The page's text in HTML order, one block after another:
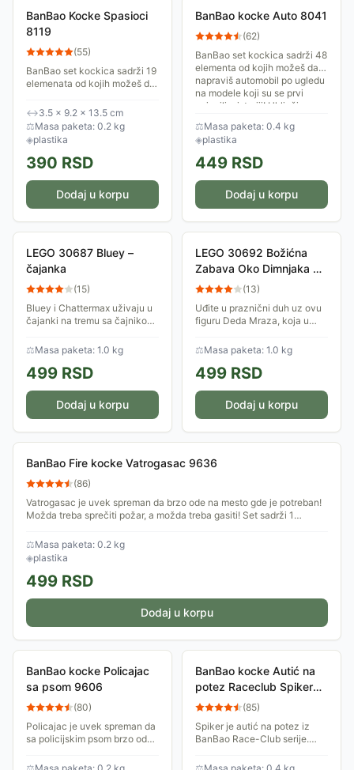
BanBao Kocke Spasioci
8119
(55)
BanBao set kockica sadrži 19
elemenata od kojih možeš da
figurom spasioca na plaži!
↔3.5 × 9.2 × 13.5 cm
⚖Masa paketa: 0.2 kg
◈plastika
390 RSD
Dodaj u korpu
BanBao kocke Auto 8041
(62)
BanBao set kockica sadrži 48
elementa od kojih možeš da
napraviš automobil po ugledu
na modele koji su se prvi
pojavili u istoriji! Uključi se u
⚖Masa paketa: 0.4 kg
◈plastika
449 RSD
Dodaj u korpu
LEGO 30687 Bluey –
čajanka
(15)
Bluey i Chattermax uživaju u
čajanki na tremu sa čajnikom,
crvenom pečurkom. Posle
čaja, Bluey zaliva biljke u
bašti.
⚖Masa paketa: 1.0 kg
499 RSD
Dodaj u korpu
LEGO 30692 Božićna
Zabava Oko Dimnjaka Sa
Deda Mrazom
(13)
Uđite u praznični duh uz ovu
figuru Deda Mraza, koja u
upakovani poklon. Postavite
ga da stoji sam ili ga stavite u
dimnjak...
⚖Masa paketa: 1.0 kg
499 RSD
Dodaj u korpu
BanBao Fire kocke Vatrogasac 9636
(86)
Vatrogasac je uvek spreman da brzo ode na mesto gde je potreban!
Možda treba sprečiti požar, a možda treba gasiti! Set sadrži 1
⚖Masa paketa: 0.2 kg
◈plastika
499 RSD
Dodaj u korpu
BanBao kocke Policajac
sa psom 9606
(80)
Policajac je uvek spreman da
sa policijskim psom brzo ode
Možda treba pojuriti nekog
BanBao kocke Autić na
potez Raceclub Spiker
8629-4
(85)
Spiker je autić na potez iz
BanBao Race-Club serije.
svoje protivnike iza sebe! Set